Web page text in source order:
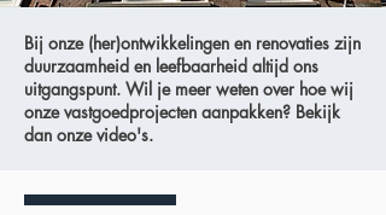
Bij onze (her)ontwikkelingen en renovaties zijn
duurzaamheid en leefbaarheid altijd ons
uitgangspunt. Wil je meer weten over hoe wij
onze vastgoedprojecten aanpakken? Bekijk
dan onze video's.